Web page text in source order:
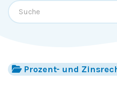
Prozent- und